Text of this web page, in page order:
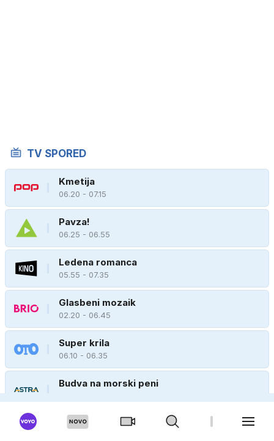
TV SPORED
Kmetija
06.20 - 07.15
Pavza!
06.25 - 06.55
Ledena romanca
05.55 - 07.35
Glasbeni mozaik
02.20 - 06.45
Super krila
06.10 - 06.35
Budva na morski peni